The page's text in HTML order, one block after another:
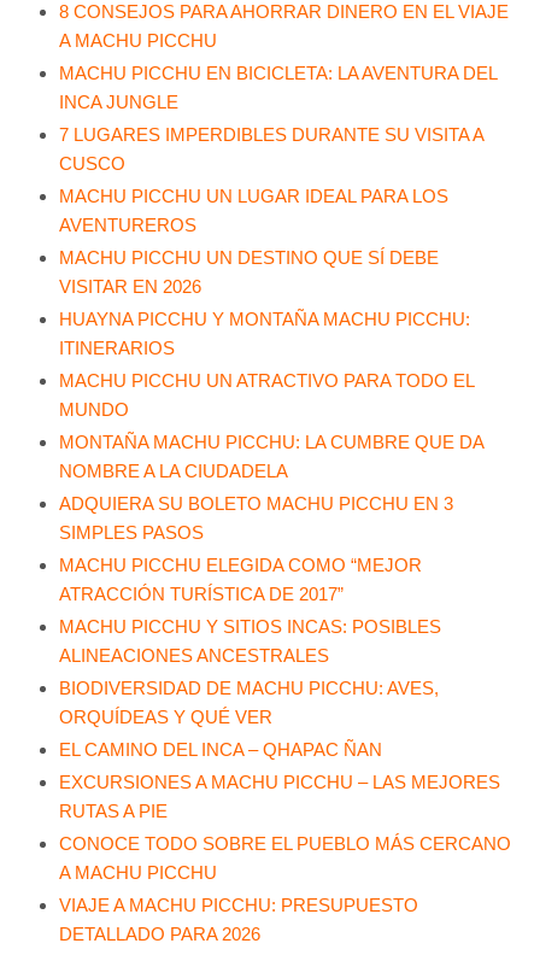
8 CONSEJOS PARA AHORRAR DINERO EN EL VIAJE
A MACHU PICCHU
MACHU PICCHU EN BICICLETA: LA AVENTURA DEL
INCA JUNGLE
7 LUGARES IMPERDIBLES DURANTE SU VISITA A
CUSCO
MACHU PICCHU UN LUGAR IDEAL PARA LOS
AVENTUREROS
MACHU PICCHU UN DESTINO QUE SÍ DEBE
VISITAR EN 2026
HUAYNA PICCHU Y MONTAÑA MACHU PICCHU:
ITINERARIOS
MACHU PICCHU UN ATRACTIVO PARA TODO EL
MUNDO
MONTAÑA MACHU PICCHU: LA CUMBRE QUE DA
NOMBRE A LA CIUDADELA
ADQUIERA SU BOLETO MACHU PICCHU EN 3
SIMPLES PASOS
MACHU PICCHU ELEGIDA COMO “MEJOR
ATRACCIÓN TURÍSTICA DE 2017”
MACHU PICCHU Y SITIOS INCAS: POSIBLES
ALINEACIONES ANCESTRALES
BIODIVERSIDAD DE MACHU PICCHU: AVES,
ORQUÍDEAS Y QUÉ VER
EL CAMINO DEL INCA – QHAPAC ÑAN
EXCURSIONES A MACHU PICCHU – LAS MEJORES
RUTAS A PIE
CONOCE TODO SOBRE EL PUEBLO MÁS CERCANO
A MACHU PICCHU
VIAJE A MACHU PICCHU: PRESUPUESTO
DETALLADO PARA 2026